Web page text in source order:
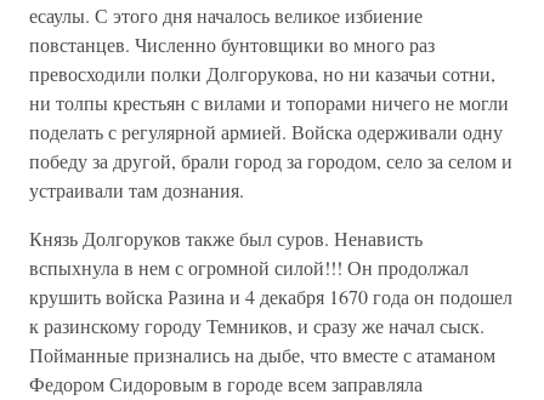
есаулы. С этого дня началось великое избиение
повстанцев. Численно бунтовщики во много раз
превосходили полки Долгорукова, но ни казачьи сотни,
ни толпы крестьян с вилами и топорами ничего не могли
поделать с регулярной армией. Войска одерживали одну
победу за другой, брали город за городом, село за селом и
устраивали там дознания.
Князь Долгоруков также был суров. Ненависть
вспыхнула в нем с огромной силой!!! Он продолжал
крушить войска Разина и 4 декабря 1670 года он подошел
к разинскому городу Темников, и сразу же начал сыск.
Пойманные признались на дыбе, что вместе с атаманом
Федором Сидоровым в городе всем заправляла